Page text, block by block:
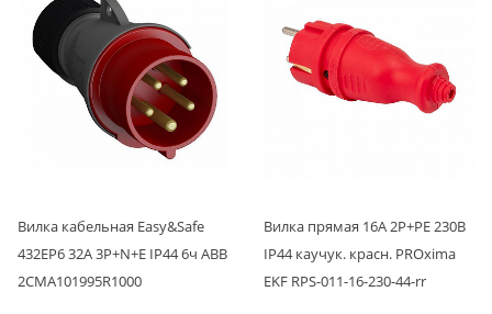
Вилка кабельная Easy&Safe
432EP6 32А 3P+N+E IP44 6ч ABB
2CMA101995R1000
Вилка прямая 16А 2P+PE 230В
IP44 каучук. красн. PROxima
EKF RPS-011-16-230-44-rr